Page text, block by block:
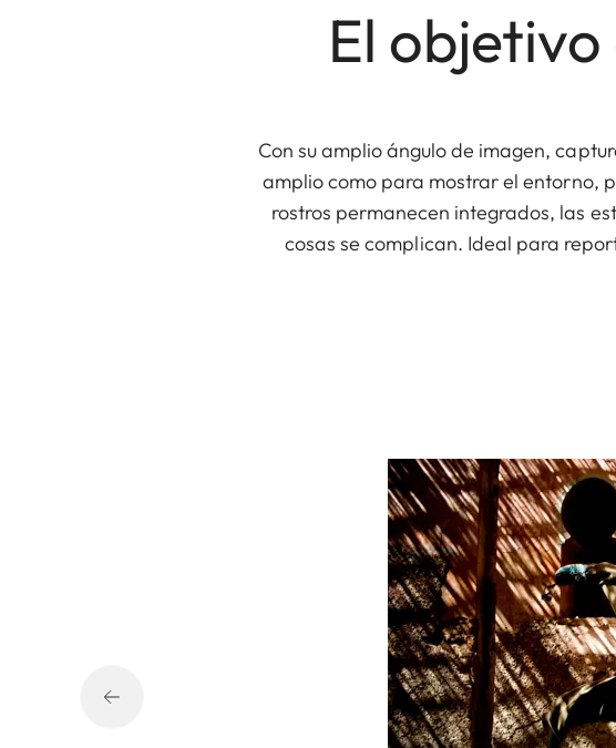
El
Con su amplio ángulo de imagen,
amplio como para mostrar el entorno,
rostros permanecen integrados, las
cosas se complican. Ideal para